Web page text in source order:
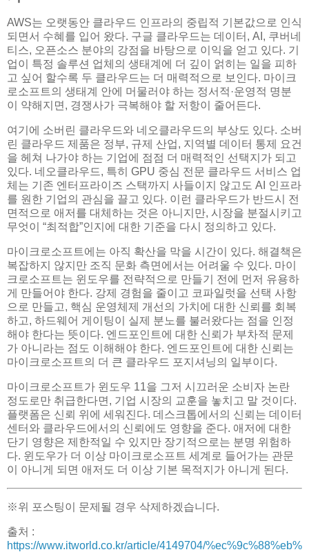
AWS는 오랫동안 클라우드 인프라의 중립적 기본값으로 인식
되면서 수혜를 입어 왔다. 구글 클라우드는 데이터, AI, 쿠버네
티스, 오픈소스 분야의 강점을 바탕으로 이익을 얻고 있다. 기
업이 특정 솔루션 업체의 생태계에 더 깊이 얽히는 일을 피하
고 싶어 할수록 두 클라우드는 더 매력적으로 보인다. 마이크
로소프트의 생태계 안에 머물러야 하는 정서적·운영적 명분
이 약해지면, 경쟁사가 극복해야 할 저항이 줄어든다.
여기에 소버린 클라우드와 네오클라우드의 부상도 있다. 소버
린 클라우드 제품은 정부, 규제 산업, 지역별 데이터 통제 요건
을 헤쳐 나가야 하는 기업에 점점 더 매력적인 선택지가 되고
있다. 네오클라우드, 특히 GPU 중심 전문 클라우드 서비스 업
체는 기존 엔터프라이즈 스택까지 사들이지 않고도 AI 인프라
를 원한 기업의 관심을 끌고 있다. 이런 클라우드가 반드시 전
면적으로 애저를 대체하는 것은 아니지만, 시장을 분절시키고
무엇이 “최적합”인지에 대한 기준을 다시 정의하고 있다.
마이크로소프트에는 아직 확산을 막을 시간이 있다. 해결책은
복잡하지 않지만 조직 문화 측면에서는 어려울 수 있다. 마이
크로소프트는 윈도우를 전략적으로 만들기 전에 먼저 유용하
게 만들어야 한다. 강제 경험을 줄이고 코파일럿을 선택 사항
으로 만들고, 핵심 운영체제 개선의 가치에 대한 신뢰를 회복
하고, 하드웨어 게이팅이 실제 분노를 불러왔다는 점을 인정
해야 한다는 뜻이다. 엔드포인트에 대한 신뢰가 부차적 문제
가 아니라는 점도 이해해야 한다. 엔드포인트에 대한 신뢰는
마이크로소프트의 더 큰 클라우드 포지셔닝의 일부이다.
마이크로소프트가 윈도우 11을 그저 시끄러운 소비자 논란
정도로만 취급한다면, 기업 시장의 교훈을 놓치고 말 것이다.
플랫폼은 신뢰 위에 세워진다. 데스크톱에서의 신뢰는 데이터
센터와 클라우드에서의 신뢰에도 영향을 준다. 애저에 대한
단기 영향은 제한적일 수 있지만 장기적으로는 분명 위험하
다. 윈도우가 더 이상 마이크로소프트 세계로 들어가는 관문
이 아니게 되면 애저도 더 이상 기본 목적지가 아니게 된다.
※위 포스팅이 문제될 경우 삭제하겠습니다.
출처 :
https://www.itworld.co.kr/article/4149704/%ec%9c%88%eb%